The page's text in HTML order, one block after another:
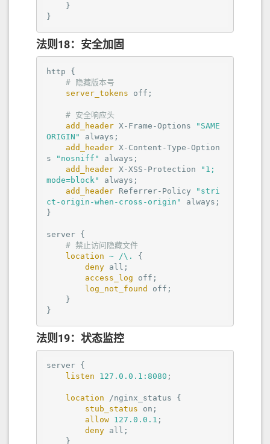
}
法则18：安全加固
http {
# 隐藏版本号
server_tokens
off ;
# 安全响应头
add_header X-Frame-Options
"SAME
ORIGIN"
always;
add_header X-Content-Type-Option
s
"nosniff"
always;
add_header X-XSS-Protection
"1;
mode=block"
always;
add_header Referrer-Policy
"stri
ct-origin-when-cross-origin"
always;
}
server {
# 禁止访问隐藏文件
location ~ /\.
{
deny all;
access_log
off ;
log_not_found
off ;
}
法则19：状态监控
server {
listen
127.0.0.1:8080 ;
location /nginx_status {
stub_status
on ;
allow 127.0.0.1 ;
deny all;